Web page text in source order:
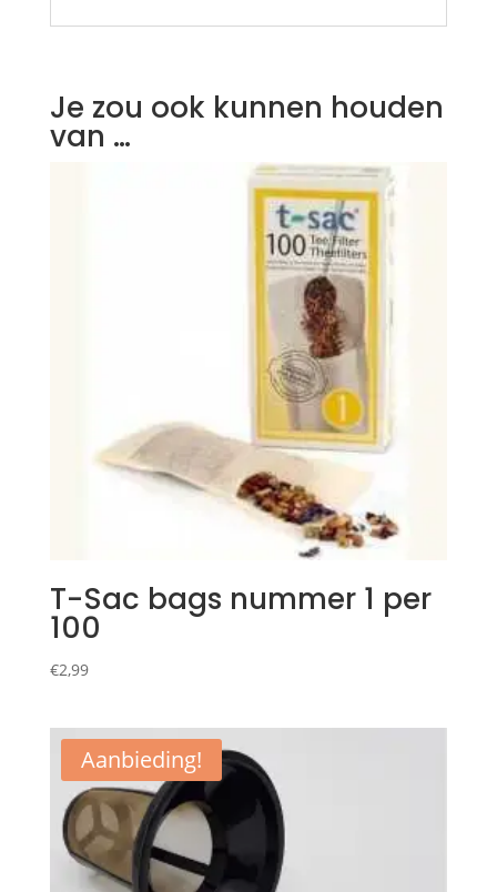
Je zou ook kunnen houden
van …
T-Sac bags nummer 1 per
100
€2,99
Aanbieding!